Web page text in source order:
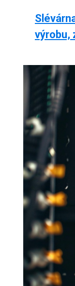
výrobu,